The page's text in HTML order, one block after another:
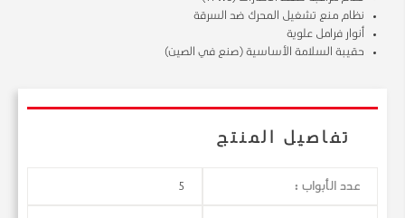
نظام منع تشغيل المحرك ضد السرقة
أنوار فرامل علوية
حقيبة السلامة الأساسية (صنع في الصين)
تفاصيل المنتج
عدد الأبواب : 5